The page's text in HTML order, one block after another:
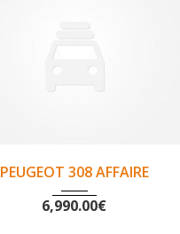
2016 Non 141664
PEUGEOT 308 AFFAIRE
6,990.00€